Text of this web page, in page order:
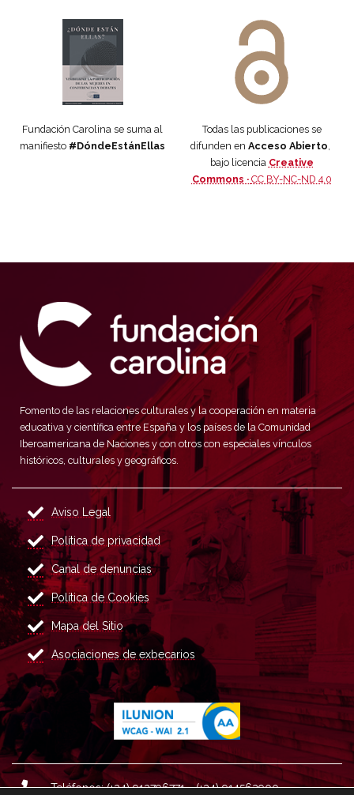
Fundación Carolina se suma al
manifiesto #DóndeEstánEllas
Todas las publicaciones se
difunden en Acceso Abierto,
bajo licencia Creative
Commons · CC BY-NC-ND 4.0
Fomento de las relaciones culturales y la cooperación en materia
educativa y científica entre España y los países de la Comunidad
Iberoamericana de Naciones y con otros con especiales vínculos
históricos, culturales y geográficos.
Aviso Legal
Política de privacidad
Canal de denuncias
Política de Cookies
Mapa del Sitio
Asociaciones de exbecarios
Teléfonos: (+34) 913796771 - (+34) 914562900